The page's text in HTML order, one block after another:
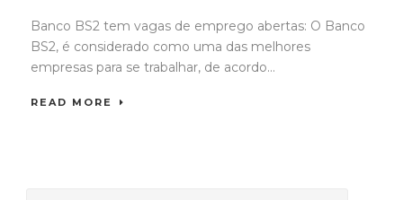
Banco BS2 tem vagas de emprego abertas: O Banco
BS2, é considerado como uma das melhores
empresas para se trabalhar, de acordo...
READ MORE